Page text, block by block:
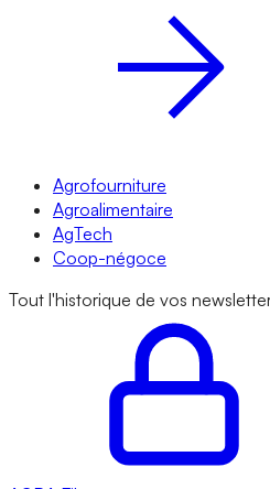
Agrofourniture
Agroalimentaire
AgTech
Coop-négoce
Tout l'historique de vos